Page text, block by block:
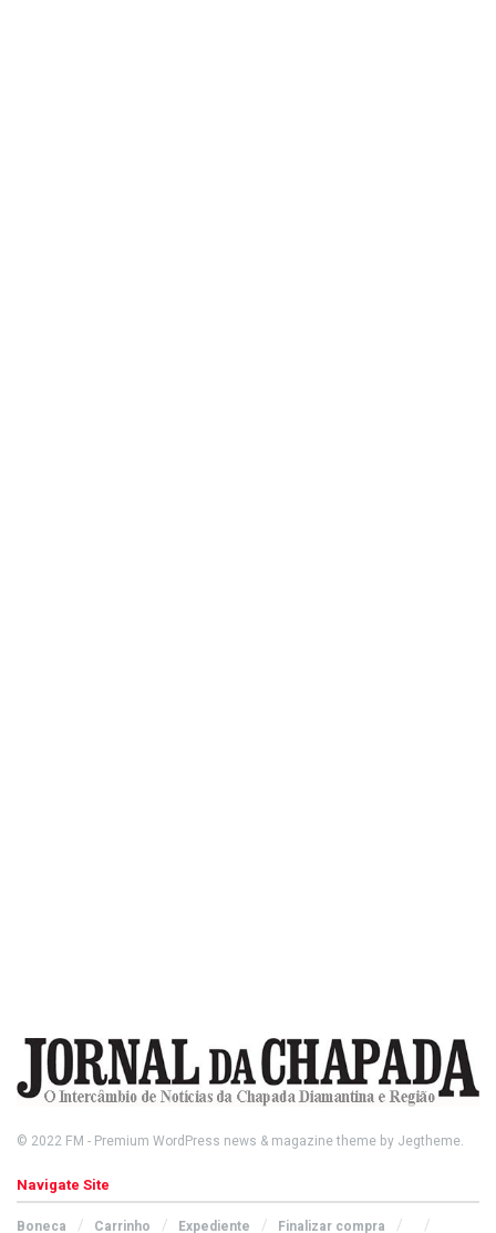
© 2022 FM - Premium WordPress news & magazine theme by Jegtheme.
Navigate Site
Boneca Carrinho Expediente Finalizar compra